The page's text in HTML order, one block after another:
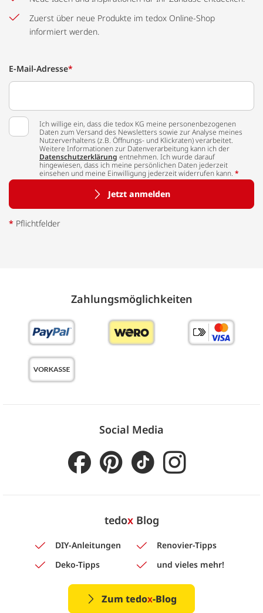
Zuerst über neue Produkte im tedox Online-Shop
informiert werden.
E-Mail-Adresse*
Ich willige ein, dass die tedox KG meine personenbezogenen
Daten zum Versand des Newsletters sowie zur Analyse meines
Nutzerverhaltens (z.B. Öffnungs- und Klickraten) verarbeitet.
Weitere Informationen zur Datenverarbeitung kann ich der
Datenschutzerklärung entnehmen. Ich wurde darauf
hingewiesen, dass ich meine persönlichen Daten jederzeit
einsehen und meine Einwilligung jederzeit widerrufen kann. *
Jetzt anmelden
* Pflichtfelder
Zahlungs­möglich­keiten
Social Media
tedoxBlog
DIY-Anleitungen
Renovier-Tipps
Deko-Tipps
und vieles mehr!
Zum tedox-Blog